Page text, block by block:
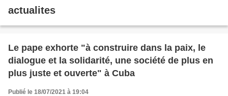
actualites
Le pape exhorte "à construire dans la paix, le
dialogue et la solidarité, une société de plus en
plus juste et ouverte" à Cuba
Publié le 18/07/2021 à 19:04